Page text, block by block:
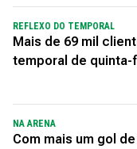
REFLEXO DO TEMPORAL
Mais de 69 mil
temporal de quinta-
NA ARENA
Com mais um gol